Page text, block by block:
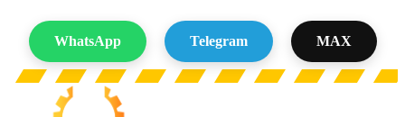
WhatsApp Telegram MAX